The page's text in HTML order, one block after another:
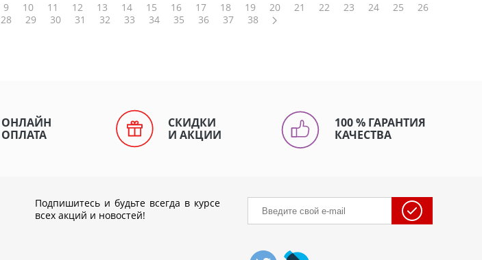
9 10 11 12 13 14 15 16 17 18 19 20 21 22 23 24 25
26
28 29 30 31 32 33 34 35 36 37 38
ОНЛАЙН
ОПЛАТА
СКИДКИ
И АКЦИИ
100 % ГАРАНТИЯ
КАЧЕСТВА
Подпишитесь и будьте всегда в курсе
всех акций и новостей!